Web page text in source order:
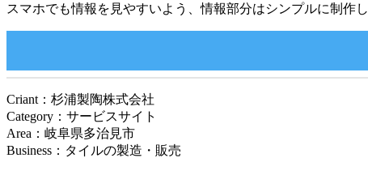
スマホでも情報を見やすいよう、情報部分はシンプルに制作し
Criant：杉浦製陶株式会社
Category：サービスサイト
Area：岐阜県多治見市
Business：タイルの製造・販売